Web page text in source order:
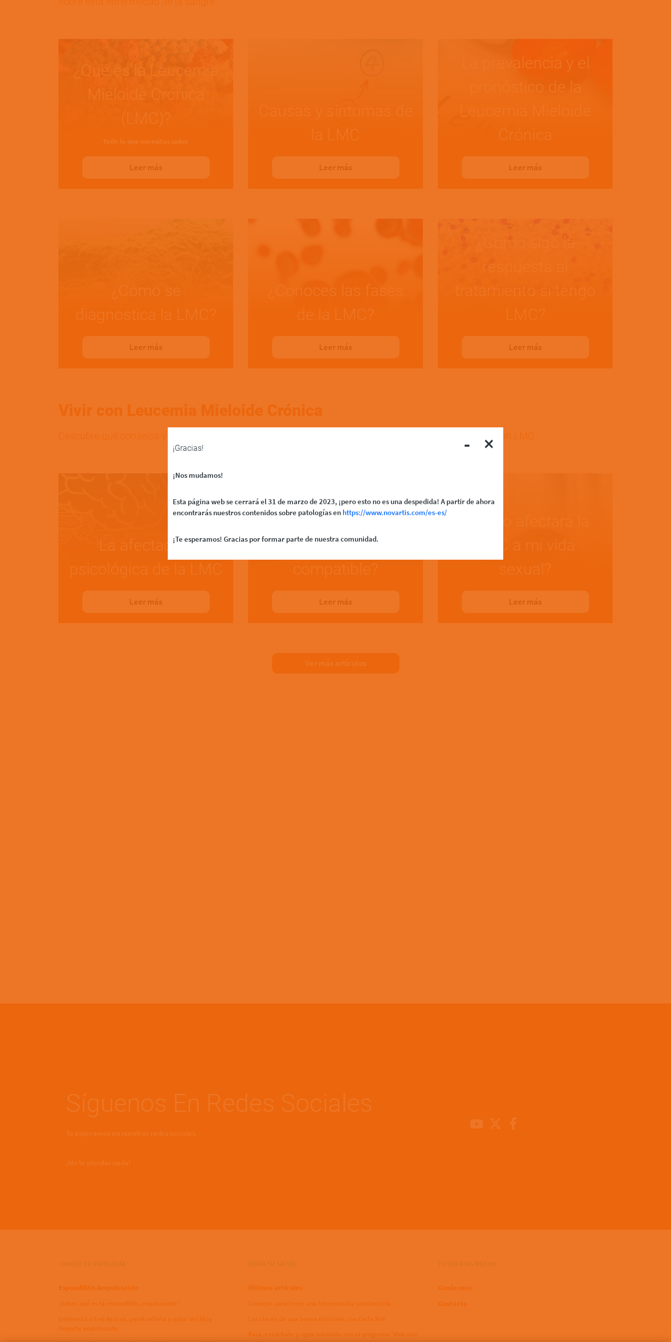
¿Qué es la Leucemia
Mieloide Crónica
(LMC)?
Todo lo que necesitas saber
Leer más
Causas y síntomas de
la LMC
Leer más
La prevalencia y el
pronóstico de la
Leucemia Mieloide
Crónica
Leer más
¿Cómo se
diagnostica la LMC?
Leer más
¿Conoces las fases
de la LMC?
Leer más
LMC?
Leer más
Vivir con Leucemia Mieloide Crónica
Descubre qué consejos y herramientas puedes aplicar en tu día a día para mejorar tu calidad de vida con LMC
La afectación
psicológica de la LMC
Leer más
LMC y práctica de
ejercicio, ¿es
compatible?
Leer más
LMC a mi vida
sexual?
Leer más
Ver más artículos
Síguenos En Redes Sociales
Te esperamos en nuestras redes sociales.
¡No te pierdas nada!
Youtube Channel
Espondilitis Anquilosante
¿Sabes qué es la espondilitis anquilosante?
Entrevista a Emi Agüera, paratriatleta y autor del blog
Deporte anquilosado
Últimos artículos
Consejos para tener una teleconsulta satisfactoria
Las claves de una buena nutrición, con Carla Not
Para, escúchate y sigue adelante con el programa ‘Vivir con
Conócenos
Contacto
- ×
¡Gracias!
¡Nos mudamos!
Esta página web se cerrará el 31 de marzo de 2023, ¡pero esto no es una despedida! A partir de ahora
encontrarás nuestros contenidos sobre patologías en https://www.novartis.com/es-es/
¡Te esperamos! Gracias por formar parte de nuestra comunidad.